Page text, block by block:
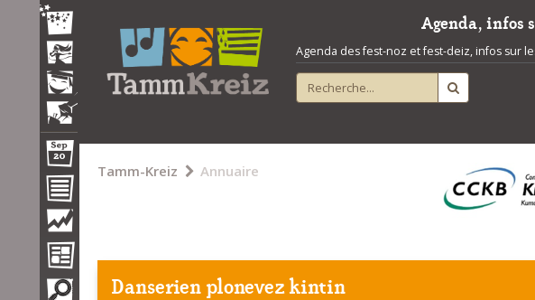
Agenda, infos
Agenda des fest-noz et fest-deiz, infos sur
Tamm-Kreiz Annuaire
Danserien plonevez kintin